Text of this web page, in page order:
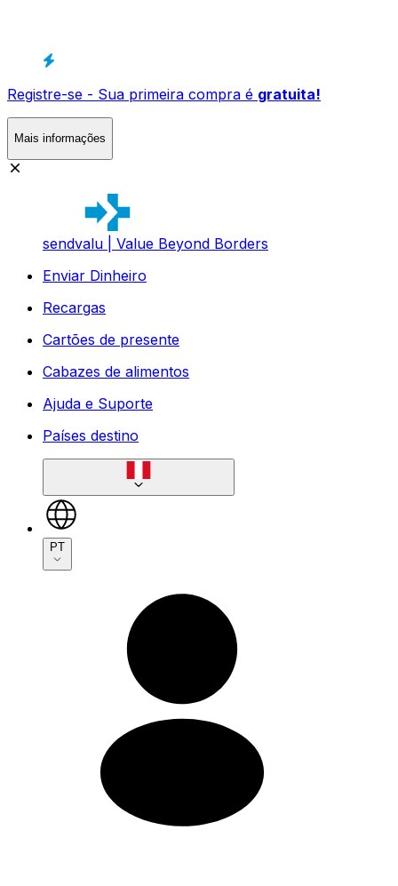
Registre-se - Sua primeira compra é gratuita!
Mais informações
sendvalu | Value Beyond Borders
Enviar Dinheiro
Recargas
Cartões de presente
Cabazes de alimentos
Ajuda e Suporte
Países destino
PT